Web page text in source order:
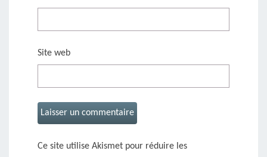
Site web
Ce site utilise Akismet pour réduire les